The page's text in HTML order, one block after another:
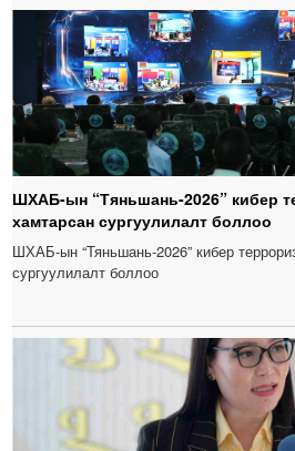
ШХАБ-ын “Тяньшань-2026” кибер
хамтарсан сургуулилалт боллоо
ШХАБ-ын “Тяньшань-2026” кибер
сургуулилалт боллоо